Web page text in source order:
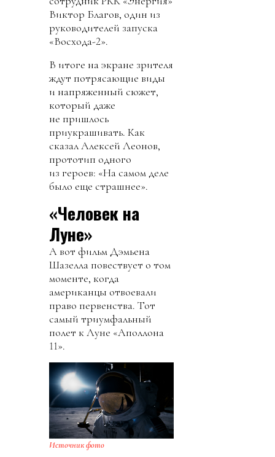
Виктор Благов, один из
руководителей запуска
«Восхода-2».
В итоге на экране зрителя
ждут потрясающие виды
и напряженный сюжет,
который даже
не пришлось
приукрашивать. Как
сказал Алексей Леонов,
прототип одного
из героев: «На самом деле
было еще страшнее».
«Человек на
Луне»
А вот фильм Дэмьена
Шазелла повествует о том
моменте, когда
американцы отвоевали
право первенства. Тот
самый триумфальный
полет к Луне «Аполлона
11».
Источник фото